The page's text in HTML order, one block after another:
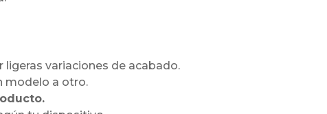
ligeras variaciones de acabado.
modelo a otro.